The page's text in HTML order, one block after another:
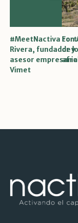
#MeetNactiva con
Rivera, fundador y
asesor
Vimet
de